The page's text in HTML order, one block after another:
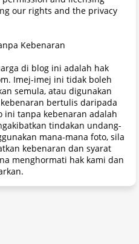
our rights and the privacy
Kebenaran
di blog ini adalah hak
Imej-imej ini tidak boleh
semula, atau digunakan
bertulis daripada
ini tanpa kebenaran adalah
tindakan undang-
mana-mana foto, sila
kebenaran dan syarat
menghormati hak kami dan